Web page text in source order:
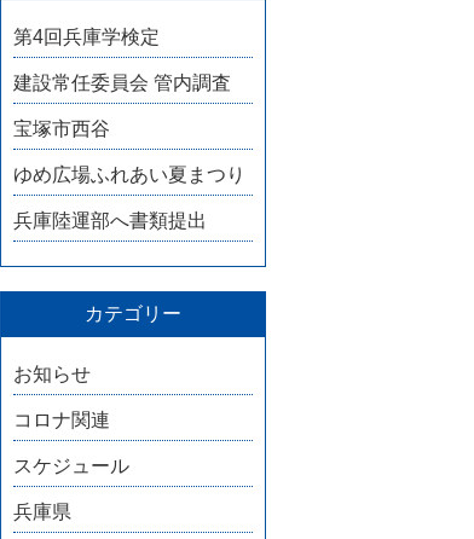
第4回兵庫学検定
建設常任委員会 管内調査
宝塚市西谷
ゆめ広場ふれあい夏まつり
兵庫陸運部へ書類提出
カテゴリー
お知らせ
コロナ関連
スケジュール
兵庫県